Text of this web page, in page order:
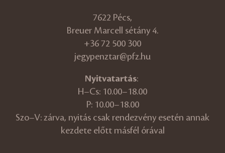
7622 Pécs,
Breuer Marcell sétány 4.
+36 72 500 300
jegypenztar@pfz.hu
Nyitvatartás:
H–Cs: 10.00–18.00
P: 10.00–18.00
Szo–V: zárva, nyitás csak rendezvény esetén annak
kezdete előtt másfél órával